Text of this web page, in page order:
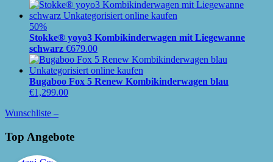
50%
Stokke® yoyo3 Kombikinderwagen mit Liegewanne
schwarz €679.00
Bugaboo Fox 5 Renew Kombikinderwagen blau
€1,299.00
Wunschliste –
Top Angebote